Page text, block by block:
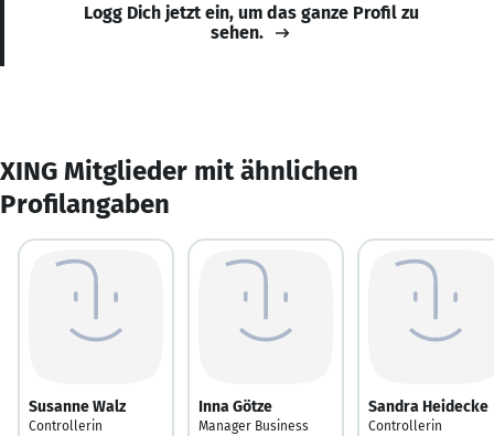
Logg Dich jetzt ein, um das ganze Profil zu
sehen.
XING Mitglieder mit ähnlichen
Profilangaben
Susanne Walz
Controllerin
Inna Götze
Manager Business
Sandra Heidecke
Controllerin